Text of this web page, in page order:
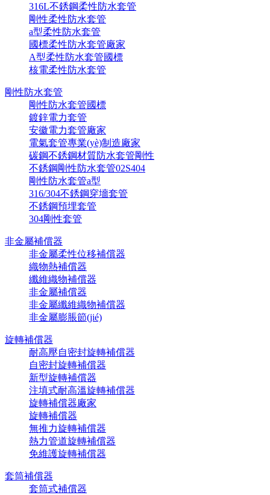
316L不銹鋼柔性防水套管
剛性柔性防水套管
a型柔性防水套管
國標柔性防水套管廠家
A型柔性防水套管國標
核電柔性防水套管
剛性防水套管
剛性防水套管國標
鍍鋅電力套管
安徽電力套管廠家
電氣套管專業(yè)制造廠家
碳鋼不銹鋼材質防水套管剛性
不銹鋼剛性防水套管02S404
剛性防水套管a型
316/304不銹鋼穿墻套管
不銹鋼預埋套管
304剛性套管
非金屬補償器
非金屬柔性位移補償器
織物熱補償器
纖維織物補償器
非金屬補償器
非金屬纖維織物補償器
非金屬膨脹節(jié)
旋轉補償器
耐高壓自密封旋轉補償器
自密封旋轉補償器
新型旋轉補償器
注填式耐高溫旋轉補償器
旋轉補償器廠家
旋轉補償器
無推力旋轉補償器
熱力管道旋轉補償器
免維護旋轉補償器
套筒補償器
套筒式補償器